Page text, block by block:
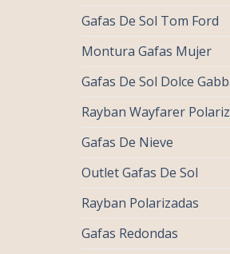
Gafas De Sol Tom Ford
Montura Gafas Mujer
Gafas De Sol Dolce
Rayban Wayfarer
Gafas De Nieve
Outlet Gafas De Sol
Rayban Polarizadas
Gafas Redondas